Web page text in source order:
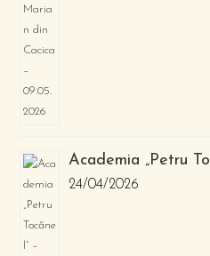
Academia „Petru
24/04/2026